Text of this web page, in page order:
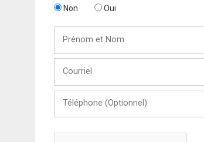
Non Oui
Nom
(Optionnel)